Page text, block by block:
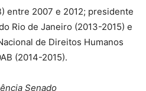
entre 2007 e 2012; presidente
Rio de Janeiro (2013-2015) e
de Direitos Humanos
(2014-2015).
Senado